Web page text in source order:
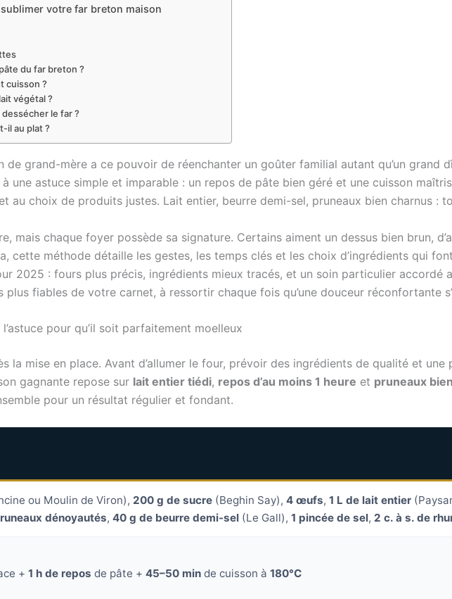
votre far breton maison
du far breton ?
cuisson ?
végétal ?
le far ?
il au plat ?
grand-mère a ce pouvoir de réenchanter un goûter familial autant qu’un grand
à une astuce simple et imparable : un repos de pâte bien géré et une cuisson
au choix de produits justes. Lait entier, beurre demi-sel, pruneaux bien charnus :
mais chaque foyer possède sa signature. Certains aiment un dessus bien brun,
cette méthode détaille les gestes, les temps clés et les choix d’ingrédients qui
2025 : fours plus précis, ingrédients mieux tracés, et un soin particulier accordé
plus fiables de votre carnet, à ressortir chaque fois qu’une douceur réconfortante
pour qu’il soit parfaitement moelleux
la mise en place. Avant d’allumer le four, prévoir des ingrédients de qualité et une
gagnante repose sur lait entier tiédi, repos d’au moins 1 heure et pruneaux
pour un résultat régulier et fondant.
ou Moulin de Viron), 200 g de sucre (Beghin Say), 4 œufs, 1 L de lait entier
dénoyautés, 40 g de beurre demi-sel (Le Gall), 1 pincée de sel, 2 c. à s. de
+ 1 h de repos de pâte + 45–50 min de cuisson à 180°C